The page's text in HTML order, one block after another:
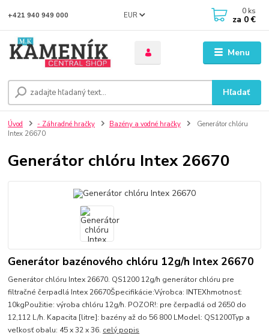
Menu
EUR
Hľadať
+421 940 949 000 0 ks
za 0 €
Úvod - Záhradné hračky Bazény a vodné hračky
Generátor chlóru
Intex 26670
Generátor chlóru Intex 26670
Generátor bazénového chlóru 12g/h Intex 26670
Generátor chlóru Intex 26670. QS1200 12g/h generátor chlóru pre
filtračné čerpadlá Intex 26670Špecifikácie:Výrobca: INTEXhmotnosť:
10kgPoužitie: výroba chlóru 12g/h. POZOR!: pre čerpadlá od 2650 do
12,112 L/h. Kapacita [litre]: bazény až do 56 800 LModel: QS1200Typ a
veľkosť obalu: 45 x 32 x 36. celý popis